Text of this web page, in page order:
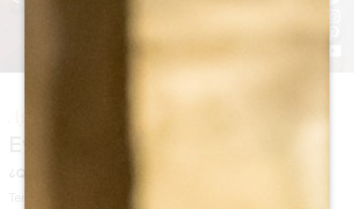
Eventos que no debe perderse
¿Qué hacer este invierno?
Tenemos la respuesta: